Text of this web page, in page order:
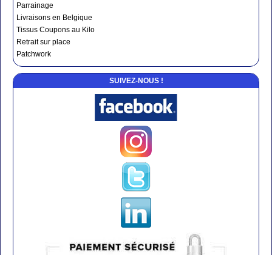
Parrainage
Livraisons en Belgique
Tissus Coupons au Kilo
Retrait sur place
Patchwork
SUIVEZ-NOUS !